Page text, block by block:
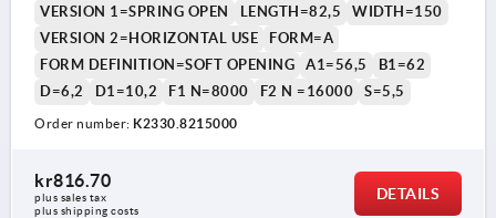
VERSION 1=SPRING OPEN LENGTH=82,5
WIDTH=150
VERSION 2=HORIZONTAL USE
FORM=A
FORM DEFINITION=SOFT OPENING
A1=56,5
B1=62
D=6,2
D1=10,2 F1 N=8000 F2 N =16000 S=5,5
Order number: K2330.8215000
kr816.70
plus sales tax
plus shipping costs
DETAILS